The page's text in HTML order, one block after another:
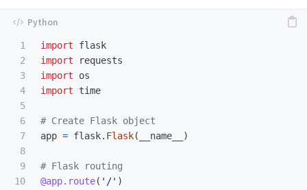
1
2
3
4
5
6
7
8
9
10
import
flask
import
requests
import
os
import
time
app = flask. Flask( __name__ )
@app.route( ' /' )